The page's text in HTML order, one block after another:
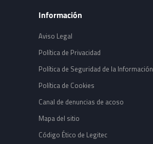
Información
Aviso Legal
Política de Privacidad
Política de Seguridad de la Información
Política de Cookies
Canal de denuncias de acoso
Mapa del sitio
Código Ético de Legitec